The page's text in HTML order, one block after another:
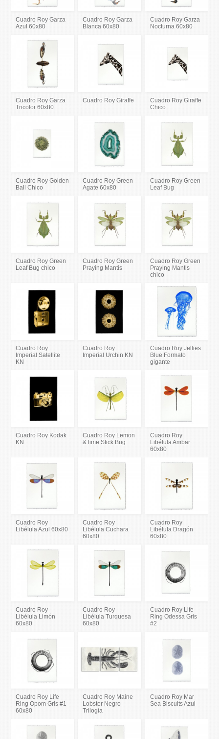
Cuadro Roy Garza
Azul 60x80
Cuadro Roy Garza
Blanca 60x80
Cuadro Roy Garza
Nocturna 60x80
Cuadro Roy Garza
Tricolor 60x80
Cuadro Roy Giraffe
Cuadro Roy Giraffe
Chico
Cuadro Roy Golden
Ball Chico
Cuadro Roy Green
Agate 60x80
Cuadro Roy Green
Leaf Bug
Cuadro Roy Green
Leaf Bug chico
Cuadro Roy Green
Praying Mantis
Cuadro Roy Green
Praying Mantis
chico
Cuadro Roy
Imperial Satellite
KN
Cuadro Roy
Imperial Urchin KN
Cuadro Roy Jellies
Blue Formato
gigante
Cuadro Roy Kodak
KN
Cuadro Roy Lemon
& lime Stick Bug
Cuadro Roy
Libélula Ambar
60x80
Cuadro Roy
Libélula Azul 60x80
Cuadro Roy
Libélula Cuchara
60x80
Cuadro Roy
Libélula Dragón
60x80
Cuadro Roy
Libélula Limón
60x80
Cuadro Roy
Libélula Turquesa
60x80
Cuadro Roy Life
Ring Odessa Gris
#2
Cuadro Roy Life
Ring Opom Gris #1
60x80
Cuadro Roy Maine
Lobster Negro
Trilogía
Cuadro Roy Mar
Sea Biscuits Azul